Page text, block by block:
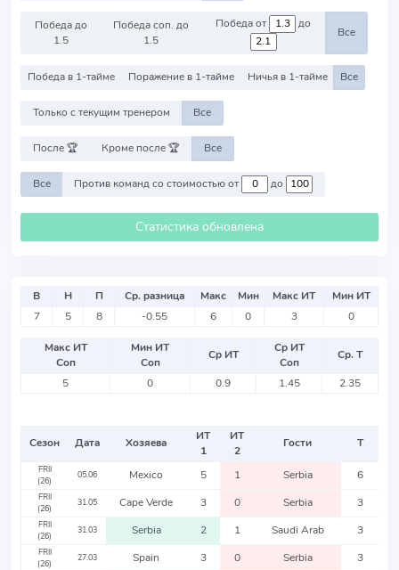
Победа до
1.5
Победа соп. до
1.5
Победа от до
Все
Победа в 1-тайме Поражение в 1-тайме Ничья в 1-тайме Все
Только с текущим тренером Все
После 🏆 Кроме после 🏆 Все
Все Против команд со стоимостью от до
Статистика обновлена
В Н П Ср. разница Макс Мин Макс ИТ
Мин ИТ
7
5 8 -0.55 6 0 3 0
Макс ИТ
Соп
Мин ИТ
Соп
Ср ИТ
Ср ИТ
Соп
Ср. Т
5
0 0.9 1.45 2.35
Сезон Дата Хозяева
ИТ
1
ИТ
2
Гости Т
FRII
(26)
05.06 Mexico 5 1 Serbia 6
FRII
(26)
31.05 Cape Verde 3 0 Serbia 3
FRII
(26)
31.03 Serbia 2 1 Saudi Arab 3
FRII
(26)
27.03 Spain 3 0 Serbia 3